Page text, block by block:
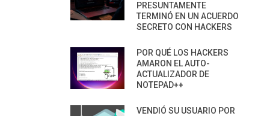
PRESUNTAMENTE
TERMINÓ EN UN ACUERDO
SECRETO CON HACKERS
POR QUÉ LOS HACKERS
AMARON EL AUTO-
ACTUALIZADOR DE
NOTEPAD++
VENDIÓ SU USUARIO POR